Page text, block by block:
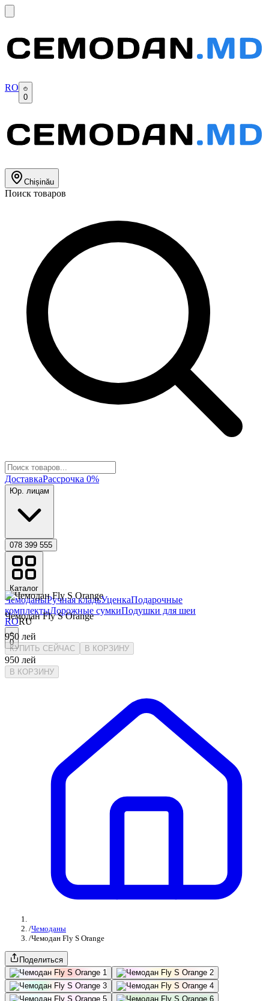
RO
0
Chișinău
Поиск товаров
ДоставкаРассрочка 0%
Юр. лицам
078 399 555
Каталог
ЧемоданыРучная кладьУценкаПодарочные
комплектыДорожные сумкиПодушки для шеи
RORU
0
Чемодан Fly S Orange
950 лей
КУПИТЬ СЕЙЧАС В КОРЗИНУ
950 лей
В КОРЗИНУ
/Чемоданы
/Чемодан Fly S Orange
Поделиться